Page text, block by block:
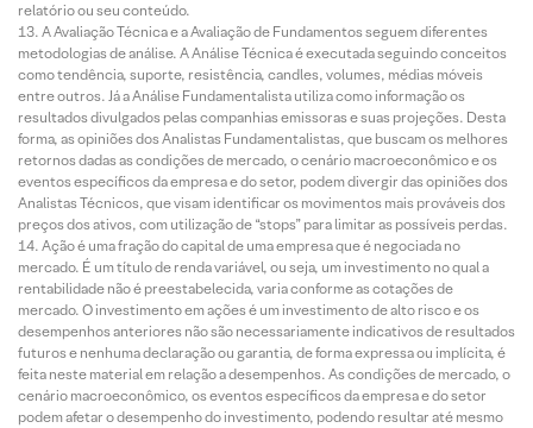
relatório ou seu conteúdo.
A Avaliação Técnica e a Avaliação de Fundamentos seguem diferentes
metodologias de análise. A Análise Técnica é executada seguindo conceitos
como tendência, suporte, resistência, candles, volumes, médias móveis
entre outros. Já a Análise Fundamentalista utiliza como informação os
resultados divulgados pelas companhias emissoras e suas projeções. Desta
forma, as opiniões dos Analistas Fundamentalistas, que buscam os melhores
retornos dadas as condições de mercado, o cenário macroeconômico e os
eventos específicos da empresa e do setor, podem divergir das opiniões dos
Analistas Técnicos, que visam identificar os movimentos mais prováveis dos
preços dos ativos, com utilização de “stops” para limitar as possíveis perdas.
Ação é uma fração do capital de uma empresa que é negociada no
mercado. É um título de renda variável, ou seja, um investimento no qual a
rentabilidade não é preestabelecida, varia conforme as cotações de
mercado. O investimento em ações é um investimento de alto risco e os
desempenhos anteriores não são necessariamente indicativos de resultados
futuros e nenhuma declaração ou garantia, de forma expressa ou implícita, é
feita neste material em relação a desempenhos. As condições de mercado, o
cenário macroeconômico, os eventos específicos da empresa e do setor
podem afetar o desempenho do investimento, podendo resultar até mesmo